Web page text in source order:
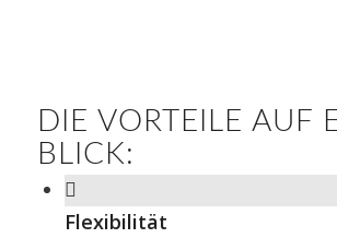
DIE VORTEILE AUF
BLICK:
Flexibilität